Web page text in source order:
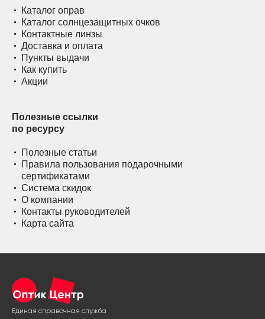
Каталог оправ
Каталог солнцезащитных очков
Контактные линзы
Доставка и оплата
Пункты выдачи
Как купить
Акции
Полезные ссылки
по ресурсу
Полезные статьи
Правила пользования подарочными
сертификатами
Система скидок
О компании
Контакты руководителей
Карта сайта
Единая справочная служба